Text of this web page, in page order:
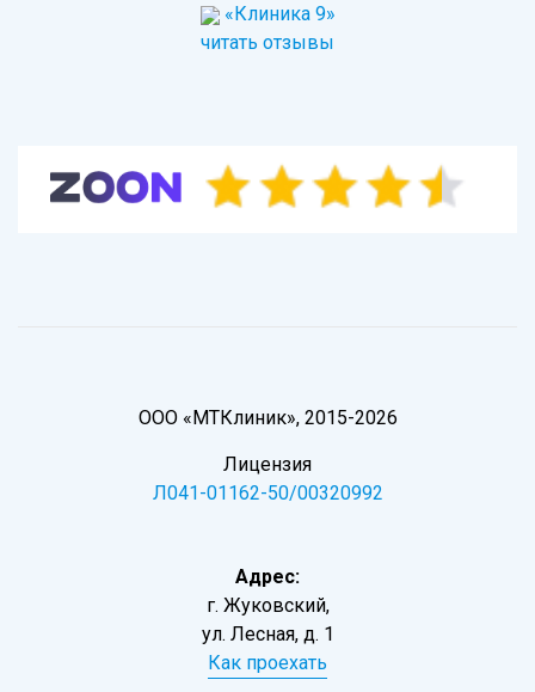
«Клиника 9»
читать отзывы
ООО «МТКлиник», 2015-2026
Лицензия
Л041-01162-50/00320992
Адрес:
г. Жуковский,
ул. Лесная, д. 1
Как проехать